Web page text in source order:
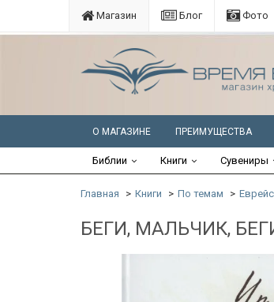
Магазин Блог Фото
О МАГАЗИНЕ ПРЕИМУЩЕСТВА
Библии Книги Сувениры
Главная Книги По темам
БЕГИ, МАЛЬЧИК,